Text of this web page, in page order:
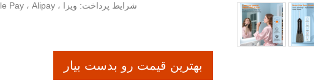
شرایط پرداخت: ویزا ، T/T ، PayPal ، Apple Pay ، Google Pay ، Alipay و غیره.
بهترین قیمت رو بدست بیار